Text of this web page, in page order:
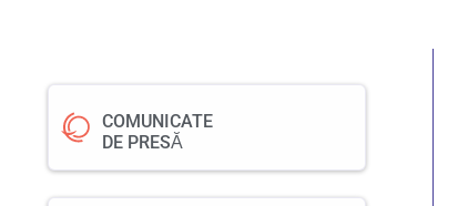
COMUNICATE
DE PRESĂ